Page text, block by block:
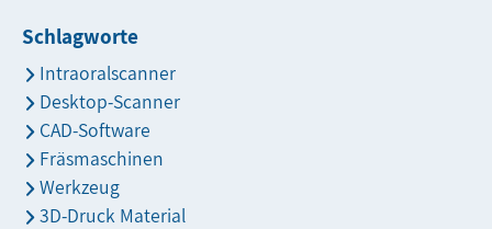
Schlagworte
Intraoralscanner
Desktop-Scanner
CAD-Software
Fräsmaschinen
Werkzeug
3D-Druck Material